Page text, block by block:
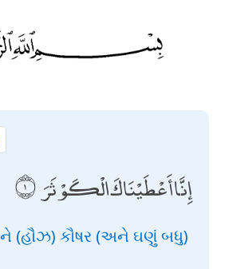
إِنَّا أَعْطَيْنَاكَ الْكَوْثَرَ
(હૌઝ) કૌષર (અને ઘણું બધુ)